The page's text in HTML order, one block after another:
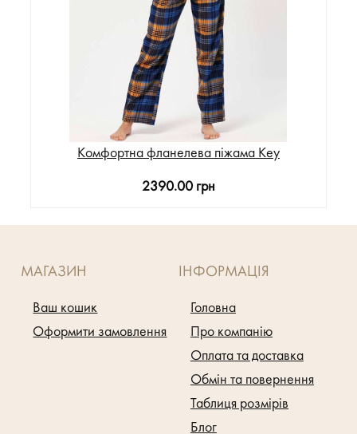
Комфортна фланелева піжама Key
2390.00 грн
МАГАЗИН
Ваш кошик
Оформити замовлення
ІНФОРМАЦІЯ
Головна
Про компанію
Оплата та доставка
Обмін та повернення
Таблиця розмірів
Блог